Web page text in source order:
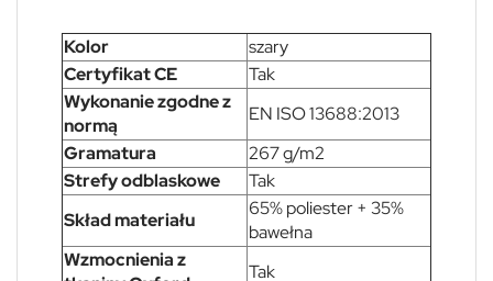
Kolor
szary
Certyfikat CE
Tak
Wykonanie zgodne z
normą
EN ISO 13688:2013
Gramatura
267 g/m2
Strefy odblaskowe
Tak
Skład materiału
65% poliester + 35%
bawełna
Wzmocnienia z
Tak